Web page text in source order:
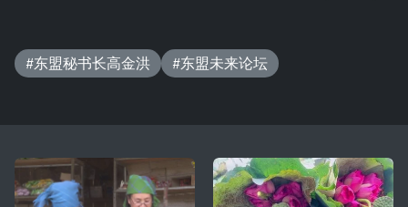
#东盟秘书长高金洪 #东盟未来论坛